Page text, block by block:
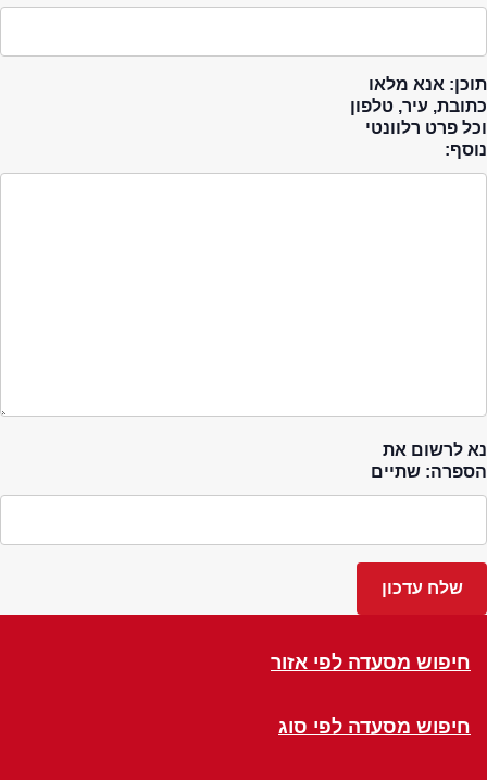
תוכן: אנא מלאו
כתובת, עיר, טלפון
וכל פרט רלוונטי
נוסף:
נא לרשום את
הספרה: שתיים
חיפוש מסעדה לפי אזור
חיפוש מסעדה לפי סוג